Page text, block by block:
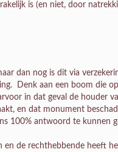
is (en niet, door
dan nog is dit via
Denk aan een boom die
in dat geval de houder
en dat monument
100% antwoord te kunnen
en de rechthebbende heeft